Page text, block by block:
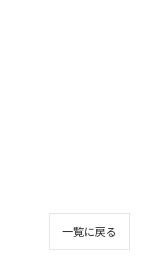
一覧に戻る